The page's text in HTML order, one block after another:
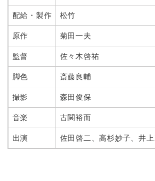
配給・製作 松竹
原作 菊田一夫
監督 佐々木啓祐
脚色 斎藤良輔
撮影 森田俊保
音楽 古関裕而
出演 佐田啓二、高杉妙子、井